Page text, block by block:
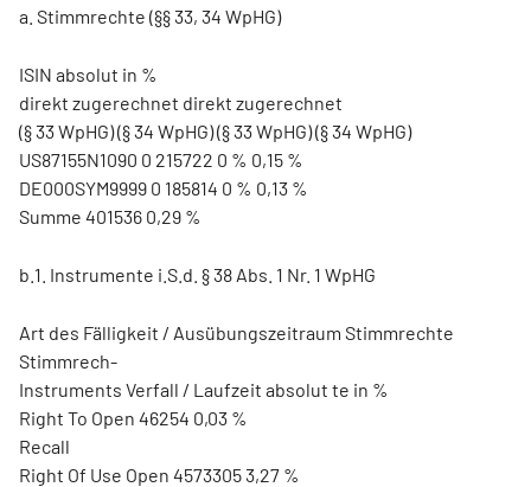
a. Stimmrechte (§§ 33, 34 WpHG)
ISIN absolut in %
direkt zugerechnet direkt zugerechnet
(§ 33 WpHG) (§ 34 WpHG) (§ 33 WpHG) (§ 34 WpHG)
US87155N1090 0 215722 0 % 0,15 %
DE000SYM9999 0 185814 0 % 0,13 %
Summe 401536 0,29 %
b.1. Instrumente i.S.d. § 38 Abs. 1 Nr. 1 WpHG
Art des Fälligkeit / Ausübungszeitraum Stimmrechte
Stimmrech-
Instruments Verfall / Laufzeit absolut te in %
Right To Open 46254 0,03 %
Recall
Right Of Use Open 4573305 3,27 %